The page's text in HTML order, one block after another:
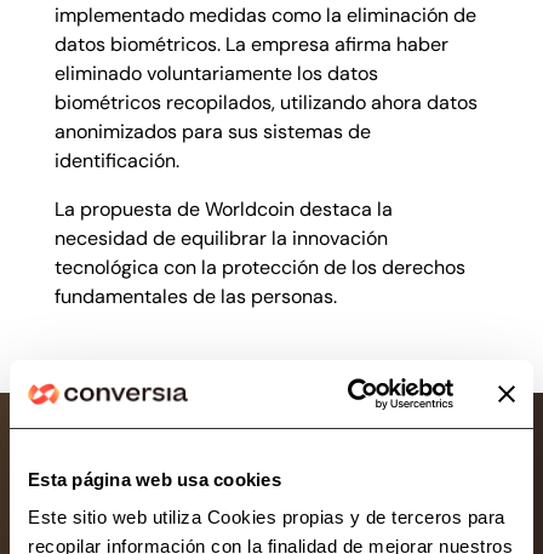
Esta página web usa cookies
Este sitio web utiliza Cookies propias y de terceros para
recopilar información con la finalidad de mejorar nuestros
implementado medidas como la eliminación de
datos biométricos. La empresa afirma haber
eliminado voluntariamente los datos
biométricos recopilados, utilizando ahora datos
anonimizados para sus sistemas de
identificación.
La propuesta de Worldcoin destaca la
necesidad de equilibrar la innovación
tecnológica con la protección de los derechos
fundamentales de las personas.
Consultoría líder en protección de datos y